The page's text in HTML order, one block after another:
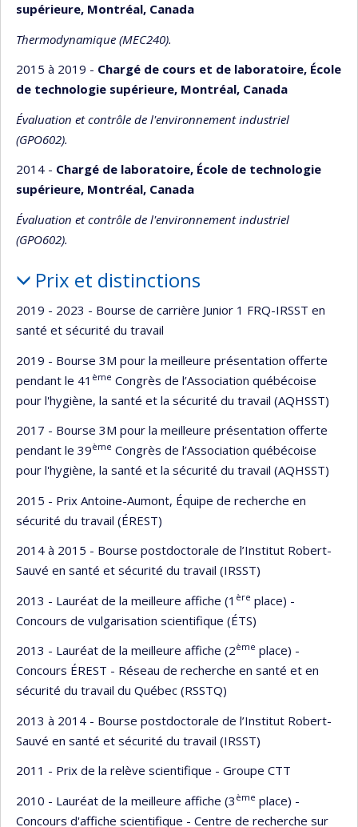
supérieure, Montréal, Canada
Thermodynamique (MEC240).
2015 à 2019 - Chargé de cours et de laboratoire, École
de technologie supérieure, Montréal, Canada
Évaluation et contrôle de l'environnement industriel
(GPO602).
2014 - Chargé de laboratoire, École de technologie
supérieure, Montréal, Canada
Évaluation et contrôle de l'environnement industriel
(GPO602).
Prix et distinctions
2019 - 2023 - Bourse de carrière Junior 1 FRQ-IRSST en
santé et sécurité du travail
2019 - Bourse 3M pour la meilleure présentation offerte
pendant le 41 ème Congrès de l’Association québécoise
pour l'hygiène, la santé et la sécurité du travail (AQHSST)
2017 - Bourse 3M pour la meilleure présentation offerte
pendant le 39ème Congrès de l’Association québécoise
pour l'hygiène, la santé et la sécurité du travail (AQHSST)
2015 - Prix Antoine-Aumont, Équipe de recherche en
sécurité du travail (ÉREST)
2014 à 2015 - Bourse postdoctorale de l’Institut Robert-
Sauvé en santé et sécurité du travail (IRSST)
2013 - Lauréat de la meilleure affiche (1 ère place) -
Concours de vulgarisation scientifique (ÉTS)
2013 - Lauréat de la meilleure affiche (2ème place) -
Concours ÉREST - Réseau de recherche en santé et en
sécurité du travail du Québec (RSSTQ)
2013 à 2014 - Bourse postdoctorale de l’Institut Robert-
Sauvé en santé et sécurité du travail (IRSST)
2011 - Prix de la relève scientifique - Groupe CTT
2010 - Lauréat de la meilleure affiche (3 ème place) -
Concours d'affiche scientifique - Centre de recherche sur